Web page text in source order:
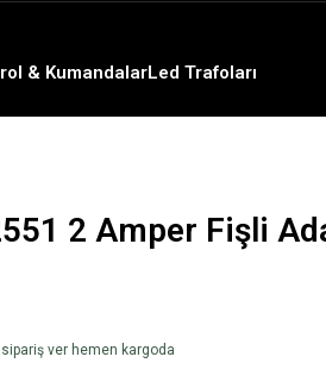
! & KumandalarLed Trafoları
2 Amper Fişli
ver hemen kargoda